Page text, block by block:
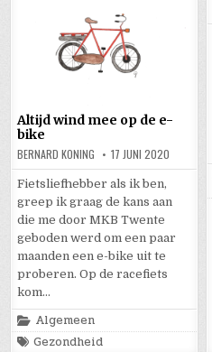
Altijd wind mee op de e-
bike
BERNARD KONING 17 JUNI 2020
Fietsliefhebber als ik ben,
greep ik graag de kans aan
die me door MKB Twente
geboden werd om een paar
maanden een e-bike uit te
proberen. Op de racefiets
kom…
Posted
in
Algemeen
Tagged
Gezondheid